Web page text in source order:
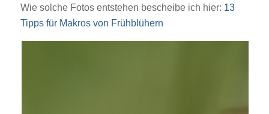
Wie solche Fotos entstehen bescheibe ich hier: 13
Tipps für Makros von Frühblühern